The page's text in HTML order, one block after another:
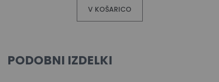
V KOŠARICO
PODOBNI IZDELKI